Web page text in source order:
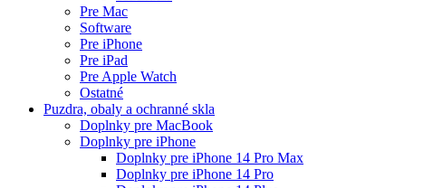
Pre Mac
Software
Pre iPhone
Pre iPad
Pre Apple Watch
Ostatné
Puzdra, obaly a ochranné skla
Doplnky pre MacBook
Doplnky pre iPhone
Doplnky pre iPhone 14 Pro Max
Doplnky pre iPhone 14 Pro